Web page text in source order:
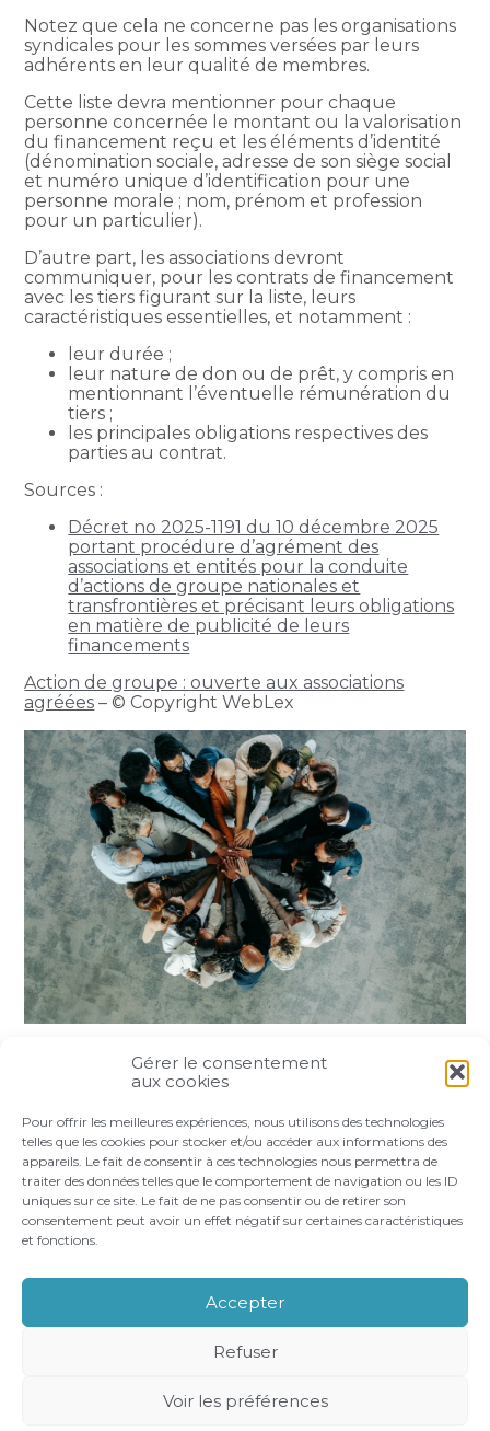
Gérer le consentement
aux cookies
Pour offrir les meilleures expériences, nous utilisons des technologies
telles que les cookies pour stocker et/ou accéder aux informations des
appareils. Le fait de consentir à ces technologies nous permettra de
traiter des données telles que le comportement de navigation ou les ID
uniques sur ce site. Le fait de ne pas consentir ou de retirer son
consentement peut avoir un effet négatif sur certaines caractéristiques
et fonctions.
Accepter
Refuser
Voir les préférences
Notez que cela ne concerne pas les organisations
syndicales pour les sommes versées par leurs
adhérents en leur qualité de membres.
Cette liste devra mentionner pour chaque
personne concernée le montant ou la valorisation
du financement reçu et les éléments d’identité
(dénomination sociale, adresse de son siège social
et numéro unique d’identification pour une
personne morale ; nom, prénom et profession
pour un particulier).
D’autre part, les associations devront
communiquer, pour les contrats de financement
avec les tiers figurant sur la liste, leurs
caractéristiques essentielles, et notamment :
leur durée ;
leur nature de don ou de prêt, y compris en
mentionnant l’éventuelle rémunération du
tiers ;
les principales obligations respectives des
parties au contrat.
Sources :
Décret no 2025-1191 du 10 décembre 2025
portant procédure d’agrément des
associations et entités pour la conduite
d’actions de groupe nationales et
transfrontières et précisant leurs obligations
en matière de publicité de leurs
financements
Action de groupe : ouverte aux associations
agréées – © Copyright WebLex
FaceBook
TwitterLinkedIn
Principale
NOS ACCOMPAGNEMENTS
CONTACT
MENTIONS LÉGALES